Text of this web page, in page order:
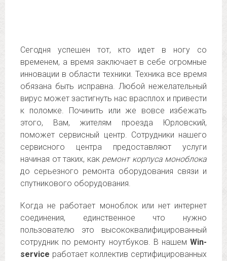
Сегодня успешен тот, кто идет в ногу со
временем, а время заключает в себе огромные
инновации в области техники. Техника все время
обязана быть исправна. Любой нежелательный
вирус может застигнуть нас врасплох и привести
к поломке. Починить или же вовсе избежать
этого, Вам, жителям проезда Юрловский,
поможет сервисный центр. Сотрудники нашего
сервисного центра предоставляют услуги
начиная от таких, как ремонт корпуса моноблока
до серьезного ремонта оборудования связи и
спутникового оборудования.
Когда не работает моноблок или нет интернет
соединения, единственное что нужно
пользователю это высококвалифицированный
сотрудник по ремонту ноутбуков. В нашем Win-
service работает коллектив сертифицированных